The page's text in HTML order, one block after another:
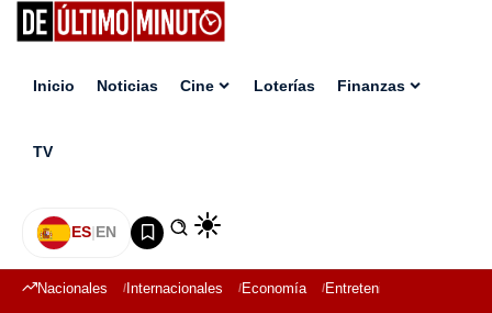
Inicio Noticias Cine Loterías Finanzas
TV
ES|EN
Nacionales Internacionales Economía Entretenimiento